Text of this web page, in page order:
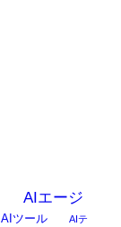
AIエージ
AIツール
AIテ